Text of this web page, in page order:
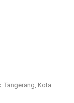
Tangerang, Kota